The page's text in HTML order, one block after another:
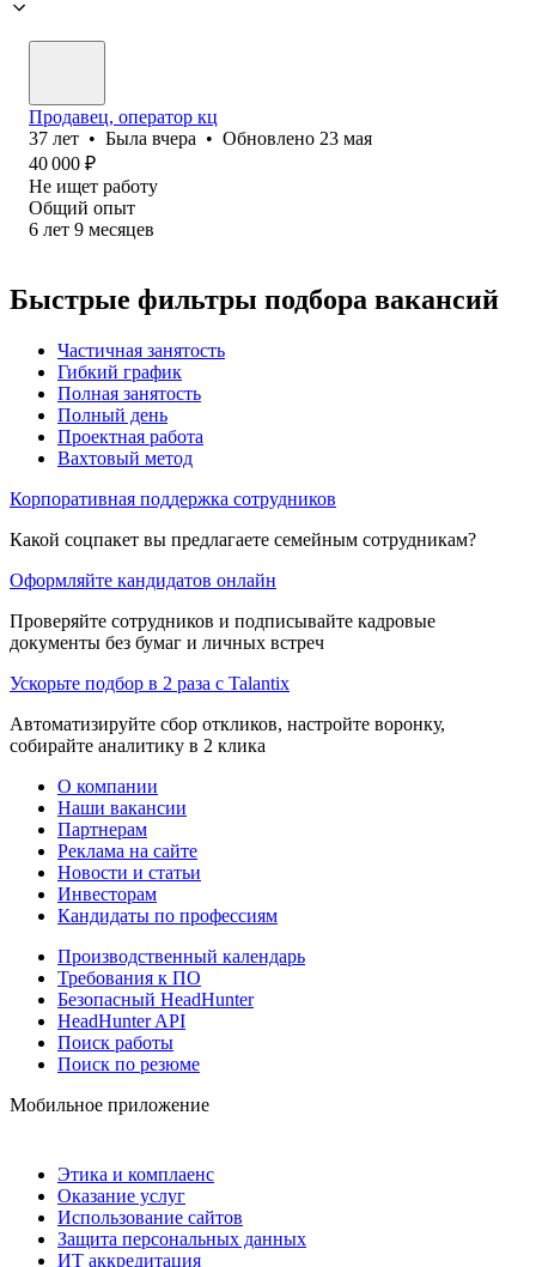
Продавец, оператор кц
37 лет • Была вчера • Обновлено 23 мая
40 000 ₽
Не ищет работу
Общий опыт
6 лет 9 месяцев
Быстрые фильтры подбора вакансий
Частичная занятость
Гибкий график
Полная занятость
Полный день
Проектная работа
Вахтовый метод
Корпоративная поддержка сотрудников
Какой соцпакет вы предлагаете семейным сотрудникам?
Оформляйте кандидатов онлайн
Проверяйте сотрудников и подписывайте кадровые
документы без бумаг и личных встреч
Ускорьте подбор в 2 раза с Talantix
Автоматизируйте сбор откликов, настройте воронку,
собирайте аналитику в 2 клика
О компании
Наши вакансии
Партнерам
Реклама на сайте
Новости и статьи
Инвесторам
Кандидаты по профессиям
Производственный календарь
Требования к ПО
Безопасный HeadHunter
HeadHunter API
Поиск работы
Поиск по резюме
Мобильное приложение
Этика и комплаенс
Оказание услуг
Использование сайтов
Защита персональных данных
ИТ аккредитация